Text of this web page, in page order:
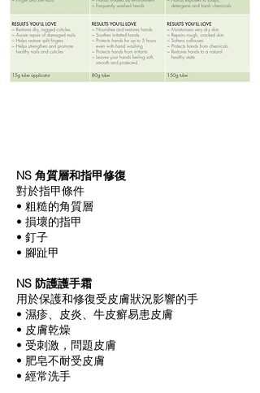
NS 角質層和指甲修復
對於指甲條件
• 粗糙的角質層
• 損壞的指甲
• 釘子
• 腳趾甲
NS 防護護手霜
用於保護和修復受皮膚狀況影響的手
• 濕疹、皮炎、牛皮癬易患皮膚
• 皮膚乾燥
• 受刺激，問題皮膚
• 肥皂不耐受皮膚
• 經常洗手